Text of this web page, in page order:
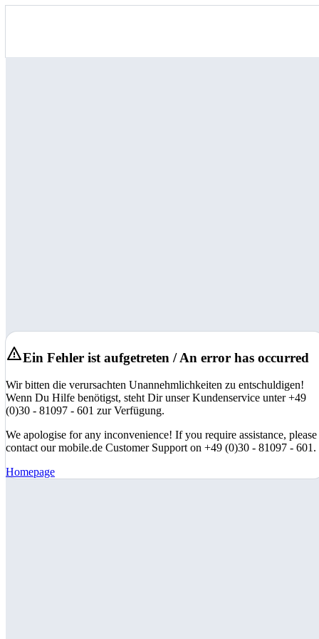
Ein Fehler ist aufgetreten / An error has occurred
Wir bitten die verursachten Unannehmlichkeiten zu entschuldigen!
Wenn Du Hilfe benötigst, steht Dir unser Kundenservice unter +49
(0)30 - 81097 - 601 zur Verfügung.
We apologise for any inconvenience! If you require assistance, please
contact our mobile.de Customer Support on +49 (0)30 - 81097 - 601.
Homepage